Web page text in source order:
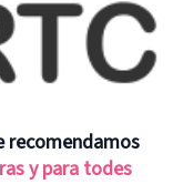
recomendamos
y para todes